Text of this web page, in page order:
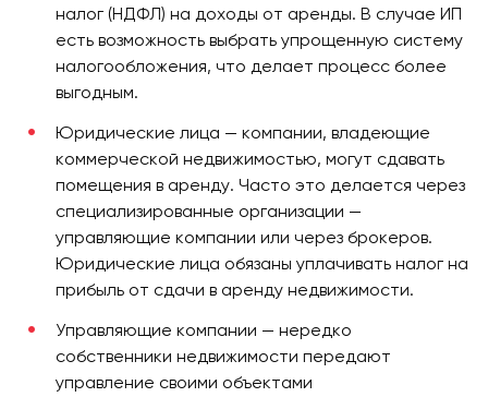
налог (НДФЛ) на доходы от аренды. В случае ИП
есть возможность выбрать упрощенную систему
налогообложения, что делает процесс более
выгодным.
Юридические лица — компании, владеющие
коммерческой недвижимостью, могут сдавать
помещения в аренду. Часто это делается через
специализированные организации —
управляющие компании или через брокеров.
Юридические лица обязаны уплачивать налог на
прибыль от сдачи в аренду недвижимости.
Управляющие компании — нередко
собственники недвижимости передают
управление своими объектами